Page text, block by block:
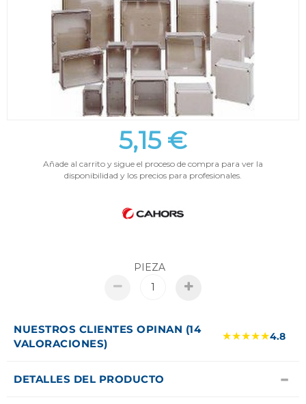
5,15 €
Añade al carrito y sigue el proceso de compra para ver la
disponibilidad y los precios para profesionales.
PIEZA
NUESTROS CLIENTES OPINAN (14
VALORACIONES)
★★★★★4.8
DETALLES DEL PRODUCTO